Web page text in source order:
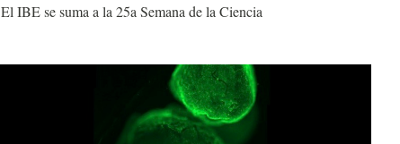
El IBE se suma a la 25a Semana de la Ciencia